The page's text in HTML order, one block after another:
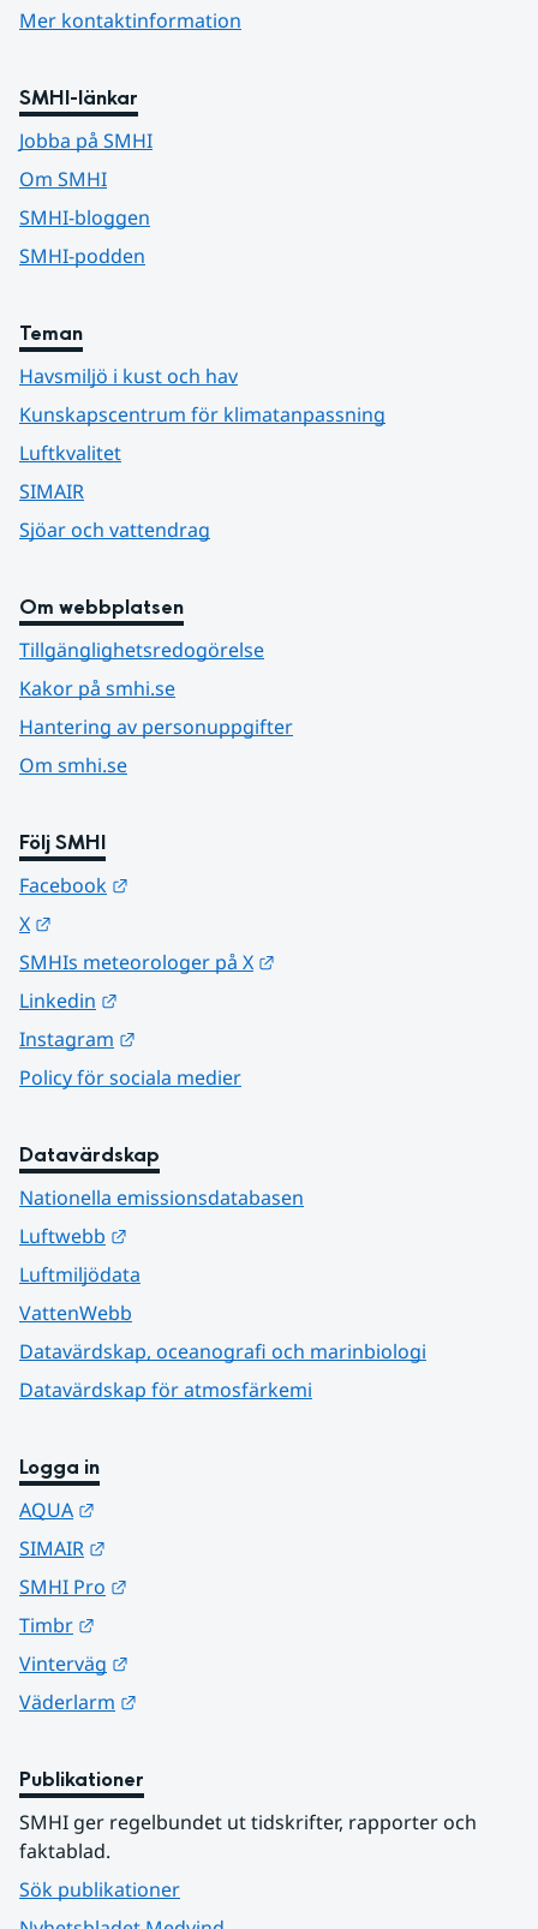
Mer kontaktinformation
SMHI-länkar
Jobba på SMHI
Om SMHI
SMHI-bloggen
SMHI-podden
Teman
Havsmiljö i kust och hav
Kunskapscentrum för klimatanpassning
Luftkvalitet
SIMAIR
Sjöar och vattendrag
Om webbplatsen
Tillgänglighetsredogörelse
Kakor på smhi.se
Hantering av personuppgifter
Om smhi.se
Följ SMHI
Facebook
X
SMHIs meteorologer på X
Linkedin
Instagram
Policy för sociala medier
Datavärdskap
Nationella emissionsdatabasen
Luftwebb
Luftmiljödata
VattenWebb
Datavärdskap, oceanografi och marinbiologi
Datavärdskap för atmosfärkemi
Logga in
AQUA
SIMAIR
SMHI Pro
Timbr
Vinterväg
Väderlarm
Publikationer
SMHI ger regelbundet ut tidskrifter, rapporter och
faktablad.
Sök publikationer